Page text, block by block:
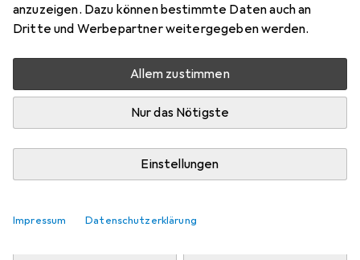
anzuzeigen. Dazu können bestimmte Daten auch an
Dritte und Werbepartner weitergegeben werden.
Allem zustimmen
Nur das Nötigste
Einstellungen
Impressum Datenschutzerklärung
Mehr von Dipos
Di, 11.8. geliefert
Mehr als 10 Stück an Lager beim Drittanbieter
Lieferort angeben für genaue Lieferzeit